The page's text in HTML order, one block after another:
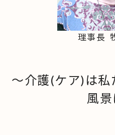
理事長
～介護(ケア)は私
風